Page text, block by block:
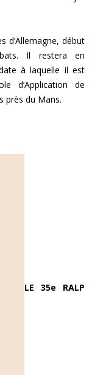
d’Allemagne, début
Il restera en
à laquelle il est
d’Application de
près du Mans.
LE 35e RALP